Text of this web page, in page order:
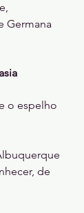
Germana
o espelho
de